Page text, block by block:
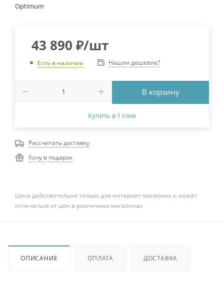
Optimum
43 890 ₽/шт
Есть в наличии Нашли дешевле?
В корзину
Купить в 1 клик
Рассчитать доставку
Хочу в подарок
Цена действительна только для интернет-магазина и может
отличаться от цен в розничных магазинах
ОПИСАНИЕ ОПЛАТА ДОСТАВКА